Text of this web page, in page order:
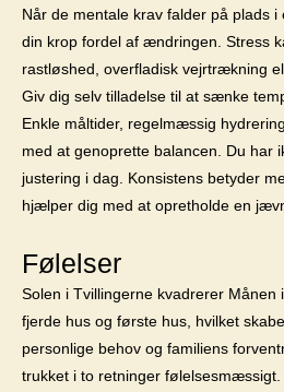
Når de mentale krav falder på plads
din krop fordel af ændringen. Stress
rastløshed, overfladisk vejrtrækning
Giv dig selv tilladelse til at sænke
Enkle måltider, regelmæssig
med at genoprette balancen. Du har
justering i dag. Konsistens betyder
hjælper dig med at opretholde en
Følelser
Solen i Tvillingerne kvadrerer
fjerde hus og første hus, hvilket
personlige behov og familiens
trukket i to retninger